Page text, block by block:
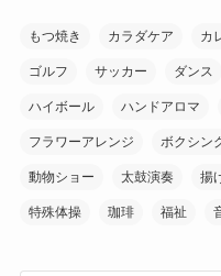
もつ焼き カラダケア カ
ゴルフ サッカー ダンス
ハイボール ハンドアロマ
フラワーアレンジ ボクシン
動物ショー 太鼓演奏 揚
特殊体操 珈琲 福祉